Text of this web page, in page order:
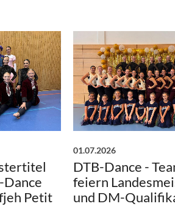
Dance
Petit
01.07.2026
DTB-Dance -
feiern
und DM-